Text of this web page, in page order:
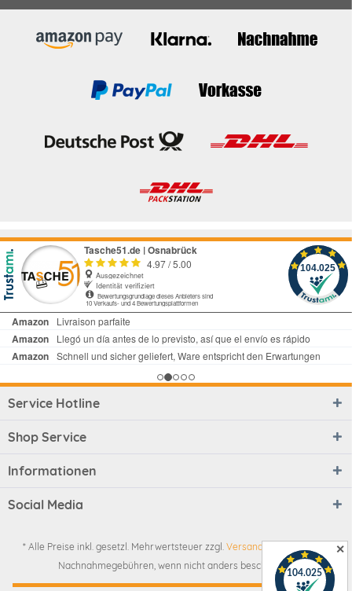
✕
Service Hotline
Shop Service
Informationen
Social Media
* Alle Preise inkl. gesetzl. Mehrwertsteuer zzgl. Versandkosten
Nachnahmegebühren, wenn nicht anders beschrieben